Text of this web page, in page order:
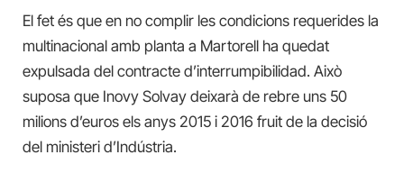
El fet és que en no complir les condicions requerides la
multinacional amb planta a Martorell ha quedat
expulsada del contracte d’interrumpibilidad. Això
suposa que Inovy Solvay deixarà de rebre uns 50
milions d’euros els anys 2015 i 2016 fruit de la decisió
del ministeri d’Indústria.